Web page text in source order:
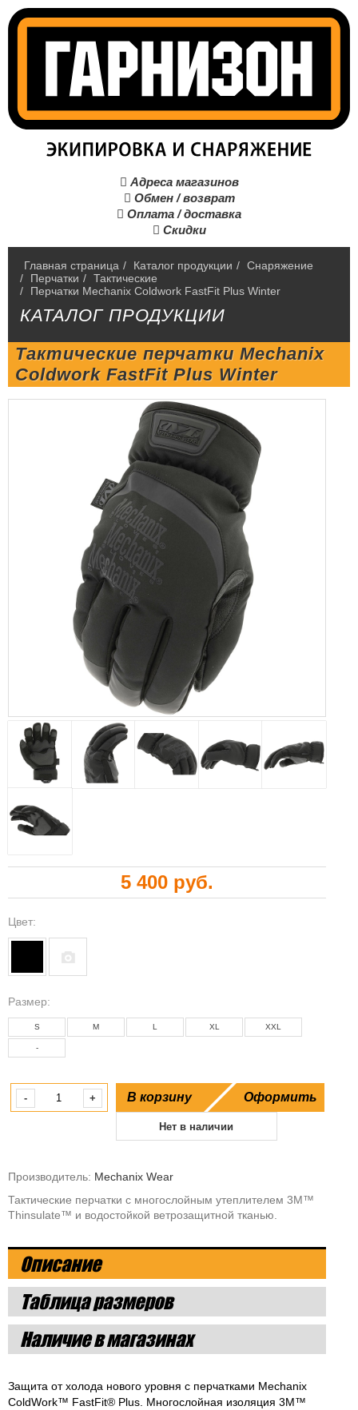
 Адреса магазинов
 Обмен / возврат
 Оплата / доставка
 Скидки
Главная страница / Каталог продукции / Снаряжение
/
Перчатки / Тактические
/
Перчатки Mechanix Coldwork FastFit Plus Winter
КАТАЛОГ ПРОДУКЦИИ
Тактические перчатки Mechanix
Coldwork FastFit Plus Winter
5 400 руб.
Цвет:
Размeр:
S M L XL XXL
-
- + В корзину Оформить
Нет в наличии
Производитель: Mechanix Wear
Тактические перчатки с многослойным утеплителем 3M™
Thinsulate™ и водостойкой ветрозащитной тканью.
Описание
Таблица размеров
Наличие в магазинах
Защита от холода нового уровня с перчатками Mechanix
ColdWork™ FastFit® Plus. Многослойная изоляция 3M™